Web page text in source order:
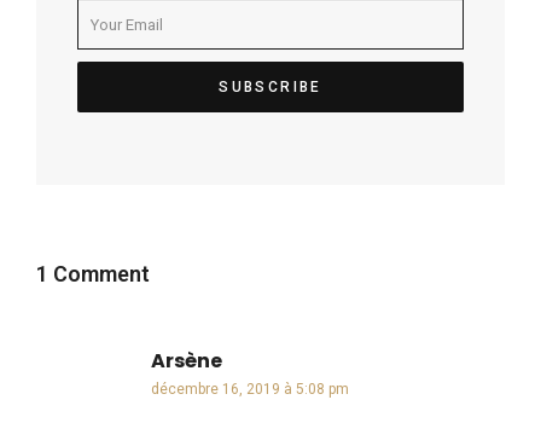
1 Comment
Arsènedit :
décembre 16, 2019 à 5:08 pm